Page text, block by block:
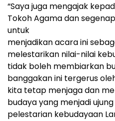
“Saya juga mengajak
Tokoh Agama dan
untuk
menjadikan acara ini
melestarikan nilai-nilai
tidak boleh membiarkan
banggakan ini tergerus
kita tetap menjaga dan
budaya yang menjadi
pelestarian kebudayaan